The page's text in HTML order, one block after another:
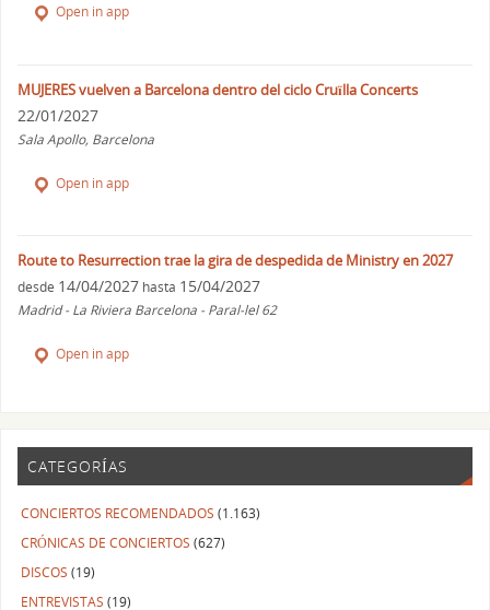
Open in app
MUJERES vuelven a Barcelona dentro del ciclo Cruïlla Concerts
22/01/2027
Sala Apollo, Barcelona
Open in app
Route to Resurrection trae la gira de despedida de Ministry en 2027
desde 14/04/2027 hasta 15/04/2027
Madrid - La Riviera Barcelona - Paral-lel 62
Open in app
CATEGORÍAS
CONCIERTOS RECOMENDADOS (1.163)
CRÓNICAS DE CONCIERTOS (627)
DISCOS (19)
ENTREVISTAS (19)